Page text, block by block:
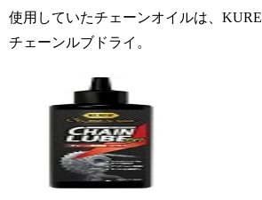
使用していたチェーンオイルは、KURE
チェーンルブドライ。